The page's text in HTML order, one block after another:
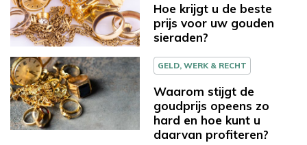
Hoe krijgt u de beste
prijs voor uw gouden
sieraden?
GELD, WERK & RECHT
Waarom stijgt de
goudprijs opeens zo
hard en hoe kunt u
daarvan profiteren?